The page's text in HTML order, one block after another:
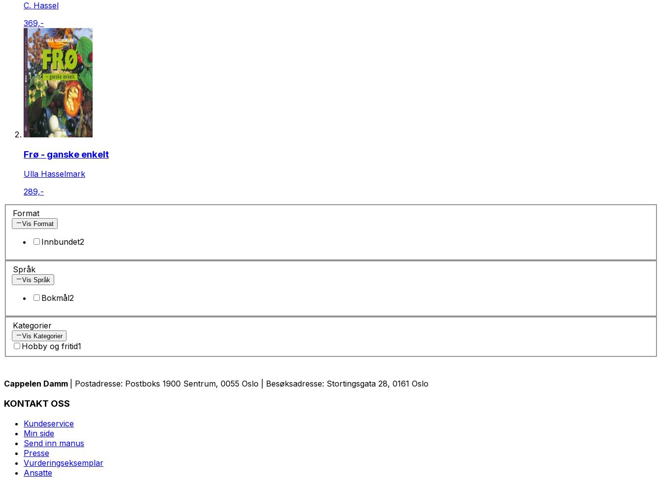
C. Hassel
369,-
Frø - ganske enkelt
Ulla Hasselmark
289,-
Format
Vis Format
Innbundet2
Språk
Vis Språk
Bokmål2
Kategorier
Vis Kategorier
Hobby og fritid1
Cappelen Damm | Postadresse: Postboks 1900 Sentrum, 0055 Oslo | Besøksadresse: Stortingsgata 28, 0161 Oslo
KONTAKT OSS
Kundeservice
Min side
Send inn manus
Presse
Vurderingseksemplar
Ansatte